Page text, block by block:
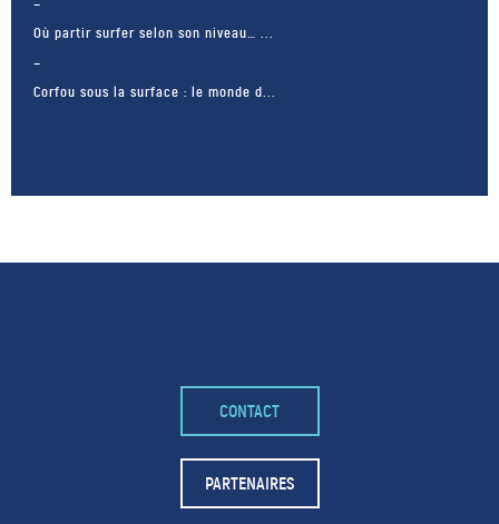
Où partir surfer selon son niveau… ...
Corfou sous la surface : le monde d...
POUR LIKER
TA MER
J'AIME
CONTACT
PARTENAIRES